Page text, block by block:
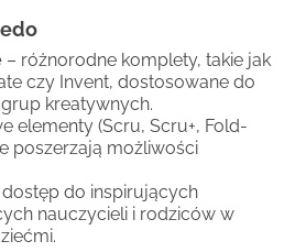
– różnorodne komplety, takie jak
czy Invent, dostosowane do
kreatywnych.
elementy (Scru, Scru+, Fold-
poszerzają możliwości
dostęp do inspirujących
nauczycieli i rodziców w